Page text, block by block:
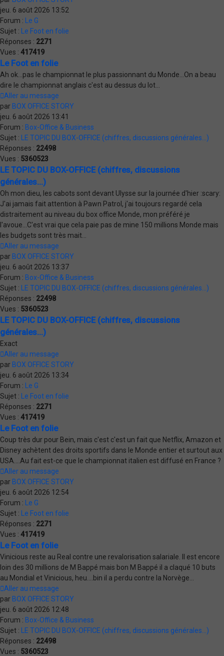
jeu. 6 août 2026 13:52
Forum :
Le G
Sujet :
Le Foot en folie
Réponses : 2271
Vues : 417419
Le Foot en folie
Ah ok...pas le championnat le plus passionnant du Monde...On a beau
dire le championnat anglais c'est au dessus du lot...
Aller au message
par BOX OFFICE STORY
jeu. 6 août 2026 13:41
Forum : Box-Office & Business
Sujet :
LE TOPIC DU BOX-OFFICE (chiffres, discussions générales...)
Réponses : 22498
Vues : 5360523
LE TOPIC DU BOX-OFFICE (chiffres, discussions
générales...)
Oh mon dieu, les cabots sont devant Ulysse sur la journée d'hier :scary:
J'ai jamais fait attention à Pawn Patrol, j'ai toujours regardé cela
distraitement au niveau du box office Monde, mon préféré je
l'avoue...C'est vrai que cela paie pas de mine 150 millions Monde mais
les budgets sont très mait...
Aller au message
par BOX OFFICE STORY
jeu. 6 août 2026 13:37
Forum : Box-Office & Business
Sujet :
LE TOPIC DU BOX-OFFICE (chiffres, discussions générales...)
Réponses : 22498
Vues : 5360523
LE TOPIC DU BOX-OFFICE (chiffres, discussions
générales...)
Exact
Aller au message
par BOX OFFICE STORY
jeu. 6 août 2026 13:34
Forum :
Le G
Sujet :
Le Foot en folie
Réponses : 2271
Vues : 417419
Le Foot en folie
Coup très dur pour Bein, mais c'est c'est un fait que Netflix, Amazon et
Disney achètent des droits sportifs dans le Monde entier et surtout aux
USA....Au fait est-ce que le championnat italien est diffusé en France ?
Aller au message
par BOX OFFICE STORY
jeu. 6 août 2026 12:54
Forum :
Le G
Sujet :
Le Foot en folie
Réponses : 2271
Vues : 417419
Le Foot en folie
Vinicious reste au Real contre une revalorisation salariale. Il est encore
loin des 30 millions de M Bappé mais bon M Bappé il a claqué 10 buts
au Mondial et Vinicious, heu....bin il a perdu contre la Norvège...
Aller au message
par BOX OFFICE STORY
jeu. 6 août 2026 12:48
Forum : Box-Office & Business
Sujet :
LE TOPIC DU BOX-OFFICE (chiffres, discussions générales...)
Réponses : 22498
Vues : 5360523